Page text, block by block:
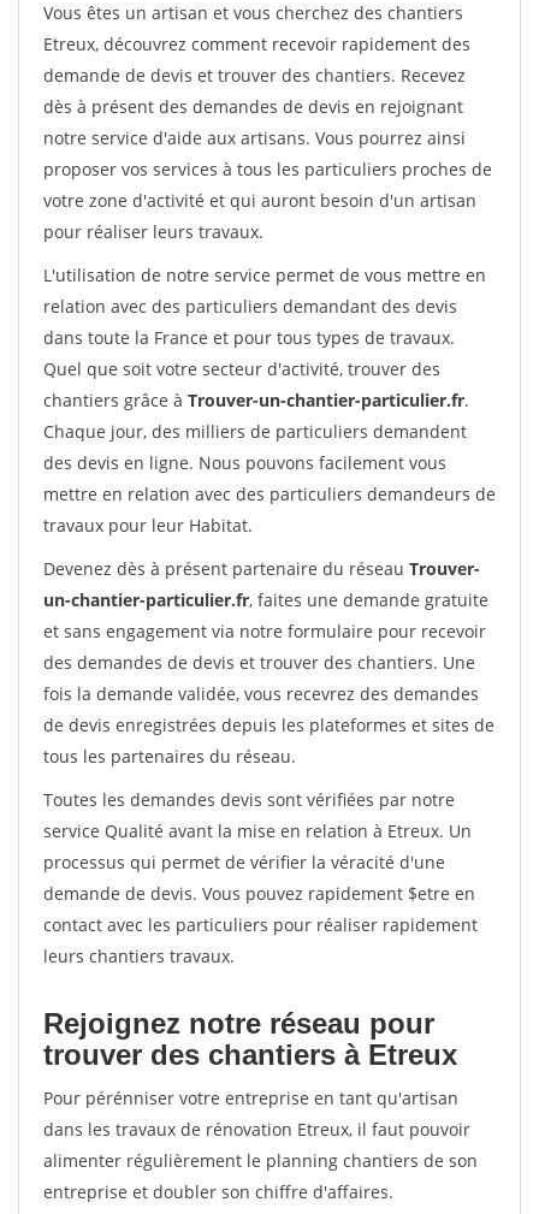
Vous êtes un artisan et vous cherchez des chantiers
Etreux, découvrez comment recevoir rapidement des
demande de devis et trouver des chantiers. Recevez
dès à présent des demandes de devis en rejoignant
notre service d'aide aux artisans. Vous pourrez ainsi
proposer vos services à tous les particuliers proches de
votre zone d'activité et qui auront besoin d'un artisan
pour réaliser leurs travaux.
L'utilisation de notre service permet de vous mettre en
relation avec des particuliers demandant des devis
dans toute la France et pour tous types de travaux.
Quel que soit votre secteur d'activité, trouver des
chantiers grâce à Trouver-un-chantier-particulier.fr.
Chaque jour, des milliers de particuliers demandent
des devis en ligne. Nous pouvons facilement vous
mettre en relation avec des particuliers demandeurs de
travaux pour leur Habitat.
Devenez dès à présent partenaire du réseau Trouver-
un-chantier-particulier.fr, faites une demande gratuite
et sans engagement via notre formulaire pour recevoir
des demandes de devis et trouver des chantiers. Une
fois la demande validée, vous recevrez des demandes
de devis enregistrées depuis les plateformes et sites de
tous les partenaires du réseau.
Toutes les demandes devis sont vérifiées par notre
service Qualité avant la mise en relation à Etreux. Un
processus qui permet de vérifier la véracité d'une
demande de devis. Vous pouvez rapidement $etre en
contact avec les particuliers pour réaliser rapidement
leurs chantiers travaux.
Rejoignez notre réseau pour
trouver des chantiers à Etreux
Pour pérénniser votre entreprise en tant qu'artisan
dans les travaux de rénovation Etreux, il faut pouvoir
alimenter régulièrement le planning chantiers de son
entreprise et doubler son chiffre d'affaires.